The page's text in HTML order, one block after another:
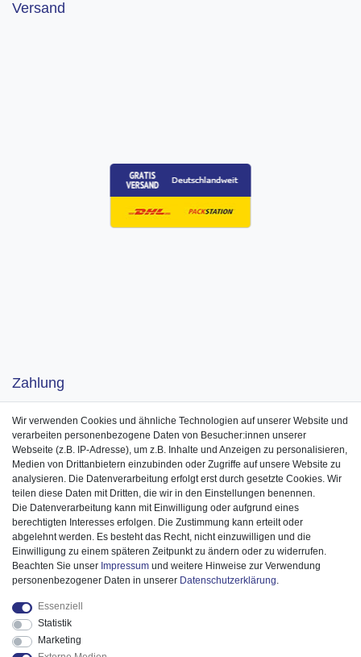
Versand
Zahlung
Wir verwenden Cookies und ähnliche Technologien auf unserer Website und
verarbeiten personenbezogene Daten von Besucher:innen unserer
Webseite (z.B. IP-Adresse), um z.B. Inhalte und Anzeigen zu personalisieren,
Medien von Drittanbietern einzubinden oder Zugriffe auf unsere Website zu
analysieren. Die Datenverarbeitung erfolgt erst durch gesetzte Cookies. Wir
teilen diese Daten mit Dritten, die wir in den Einstellungen benennen.
Die Datenverarbeitung kann mit Einwilligung oder aufgrund eines
berechtigten Interesses erfolgen. Die Zustimmung kann erteilt oder
abgelehnt werden. Es besteht das Recht, nicht einzuwilligen und die
Einwilligung zu einem späteren Zeitpunkt zu ändern oder zu widerrufen.
Beachten Sie unser Impressum und weitere Hinweise zur Verwendung
personenbezogener Daten in unserer Daten­schutz­erklärung.
Essenziell
Statistik
Marketing